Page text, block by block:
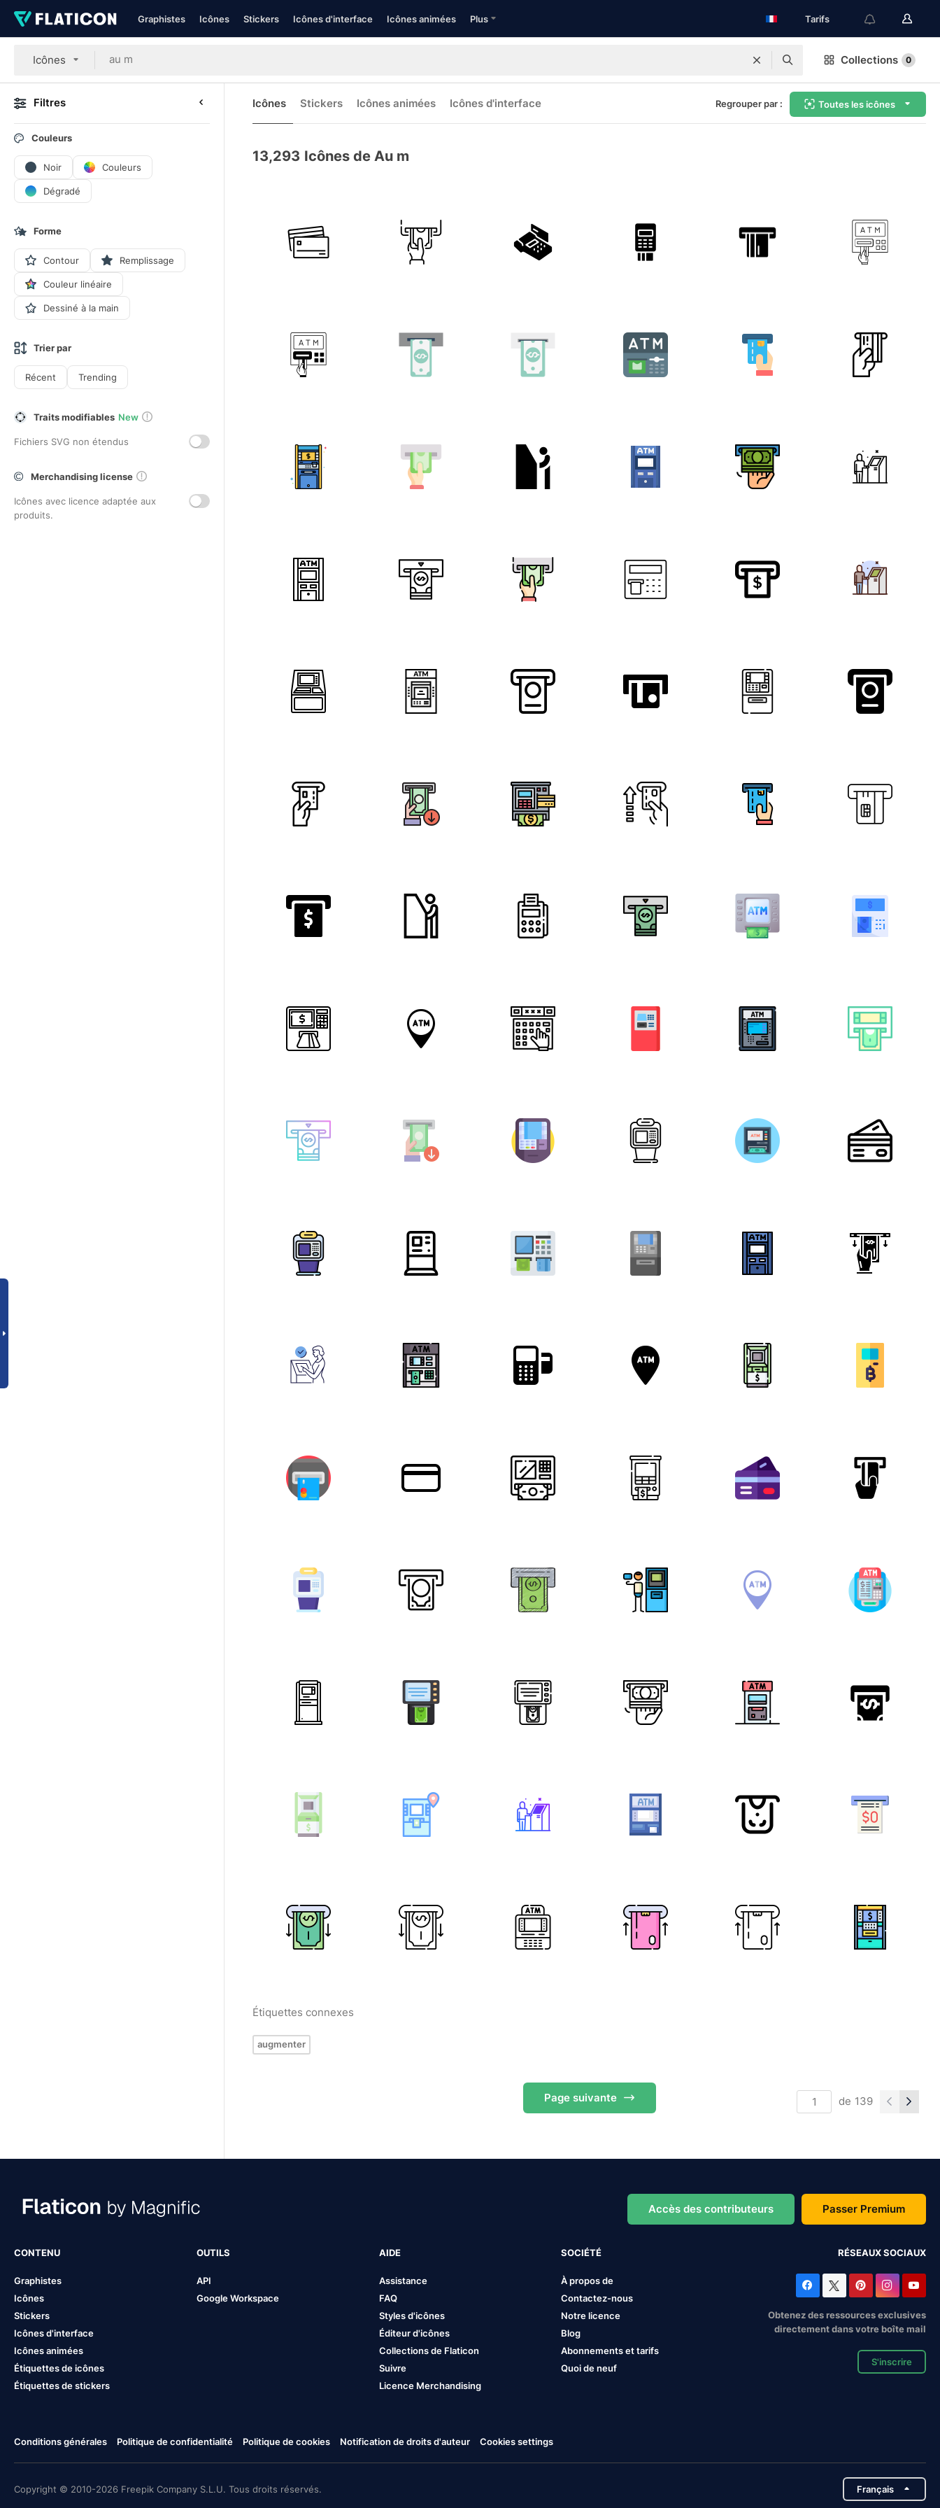
Graphistes Icônes Stickers Icônes d'interface Icônes animées Plus Tarifs
Icônes Collections 0
Filtres
Couleurs
Noir Couleurs
Dégradé
Forme
Contour Remplissage
Couleur linéaire
Dessiné à la main
Trier par
Récent Trending
Traits modifiables New
Fichiers SVG non étendus
Merchandising license
Icônes avec licence adaptée aux
produits.
Icônes Stickers Icônes animées Icônes d'interface Regrouper par : Toutes les icônes
13,293 Icônes de Au m
Étiquettes connexes
augmenter
Pagesuivante de 139
Accès des contributeurs Passer Premium
CONTENU
Graphistes
Icônes
Stickers
Icônes d'interface
Icônes animées
Étiquettes de icônes
Étiquettes de stickers
OUTILS
API
Google Workspace
AIDE
Assistance
FAQ
Styles d'icônes
Éditeur d'icônes
Collections de Flaticon
Suivre
Licence Merchandising
SOCIÉTÉ
À propos de
Contactez-nous
Notre licence
Blog
Abonnements et tarifs
Quoi de neuf
RÉSEAUX SOCIAUX
Obtenez des ressources exclusives
directement dans votre boîte mail
S'inscrire
Conditions générales Politique de confidentialité Politique de cookies Notification de droits d'auteur Cookies settings
Copyright © 2010-2026 Freepik Company S.L.U. Tous droits réservés. Français